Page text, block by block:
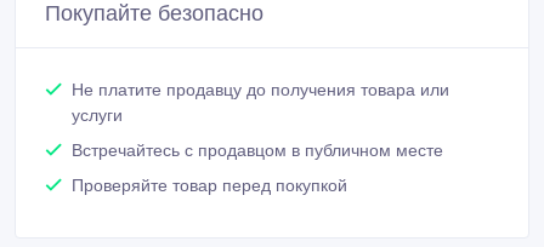
Покупайте безопасно
Не платите продавцу до получения товара или
услуги
Встречайтесь с продавцом в публичном месте
Проверяйте товар перед покупкой